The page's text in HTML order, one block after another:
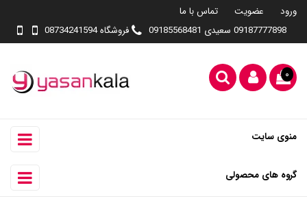
ورود عضویت
تماس با ما
09187777898 سعیدی 09185568481
فروشگاه 08734241594
۰
منوی سایت
گروه های محصولی